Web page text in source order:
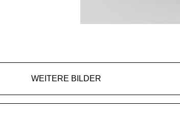
WEITERE BILDER